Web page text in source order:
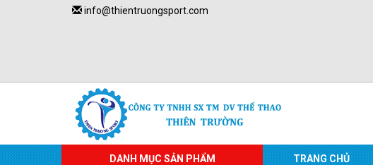
info@thientruongsport.com
DANH MỤC SẢN PHẨM TRANG CHỦ